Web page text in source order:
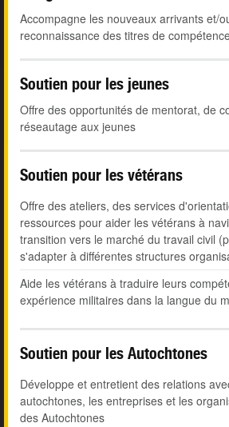
Accompagne les nouveaux arrivants et/
reconnaissance des titres de
Soutien pour les jeunes
Offre des opportunités de mentorat, de
réseautage aux jeunes
Soutien pour les vétérans
Offre des ateliers, des services
ressources pour aider les vétérans à
transition vers le marché du travail civil
s'adapter à différentes structures
Aide les vétérans à traduire leurs
expérience militaires dans la langue du
Soutien pour les Autochtones
Développe et entretient des relations
autochtones, les entreprises et les
des Autochtones